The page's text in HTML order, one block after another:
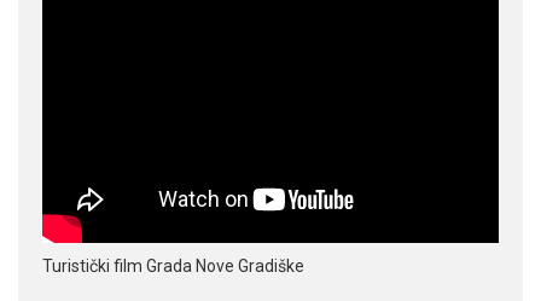
Turistički film Grada Nove Gradiške